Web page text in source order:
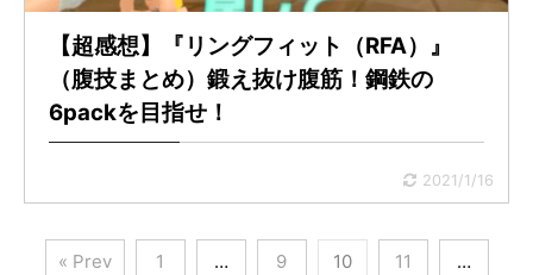
【超感想】『リングフィット（RFA）』
（腹技まとめ）鍛え抜け腹筋！鋼鉄の
6packを目指せ！
2021/1/16
« Prev 1 … 9 10 11 …